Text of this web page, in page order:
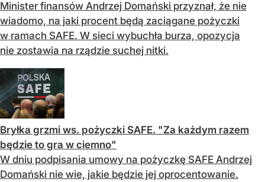
Minister finansów Andrzej Domański przyznał, że nie
wiadomo, na jaki procent będą zaciągane pożyczki
w ramach SAFE. W sieci wybuchła burza, opozycja
nie zostawia na rządzie suchej nitki.
Bryłka grzmi ws. pożyczki SAFE. "Za każdym razem
będzie to gra w ciemno"
W dniu podpisania umowy na pożyczkę SAFE Andrzej
Domański nie wie, jakie będzie jej oprocentowanie.